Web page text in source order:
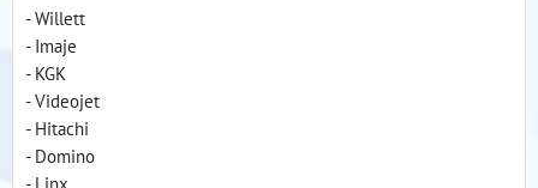
- Willett
- Imaje
- KGK
- Videojet
- Hitachi
- Domino
- Linx